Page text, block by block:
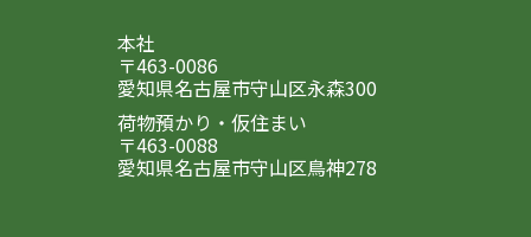
本社
〒463-0086
愛知県名古屋市守山区永森300
荷物預かり・仮住まい
〒463-0088
愛知県名古屋市守山区鳥神278